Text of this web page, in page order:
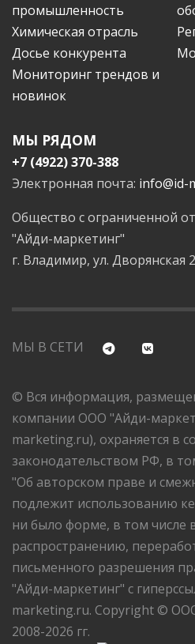
промышленность
Химическая отрасль
Досье конкурента
Мониторинг трендов и
новинок
МЫ РЯДОМ
+7 (4922) 370-388
Электронная почта: info@id-
Общество с ограниченной
"Айди-маркетинг"
г. Владимир, ул. Дворянская
МЫ В СЕТИ
© Вся информация,
компании ООО "Айди-
marketing.ru), охраняется в
законодательством РФ, в
"Об авторском праве и
подлежит использованию
ни было форме, в том числе
распространению,
письменного разрешения
"Айди-маркетинг" с
marketing.ru. Copyright ©
2008-2026 гг.